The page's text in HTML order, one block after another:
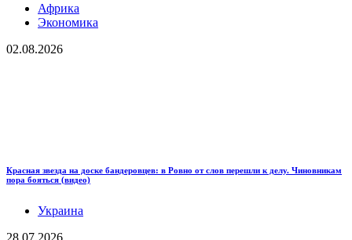
Африка
Экономика
02.08.2026
Красная звезда на доске бандеровцев: в Ровно от слов перешли к делу. Чиновникам
пора бояться (видео)
Украина
28.07.2026